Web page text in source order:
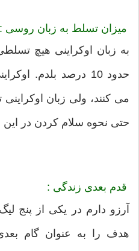
میزان تسلط به زبان روسی :
به زبان اوکراینی هیچ
حدود 10 درصد بلدم.
می کنند، ولی زبان
حتی نحوه سلام کردن در این
قدم بعدی زندگی :
آرزو دارم در یکی از پنج
هدف را به عنوان گام